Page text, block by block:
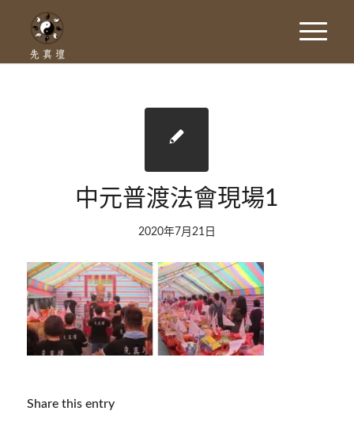
中元普渡法會現場1
2020年7月21日
Share this entry